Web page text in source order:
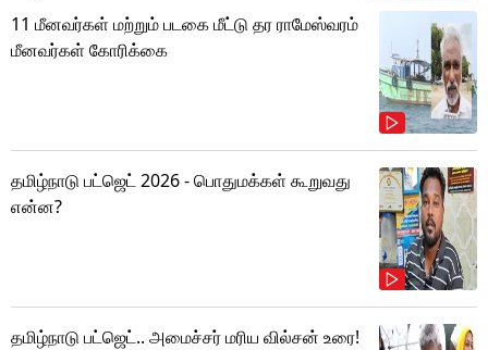
11 மீனவர்கள் மற்றும் படகை மீட்டு தர ராமேஸ்வரம்
மீனவர்கள் கோரிக்கை
தமிழ்நாடு பட்ஜெட் 2026 - பொதுமக்கள் கூறுவது
என்ன?
தமிழ்நாடு பட்ஜெட்.. அமைச்சர் மரிய வில்சன் உரை!